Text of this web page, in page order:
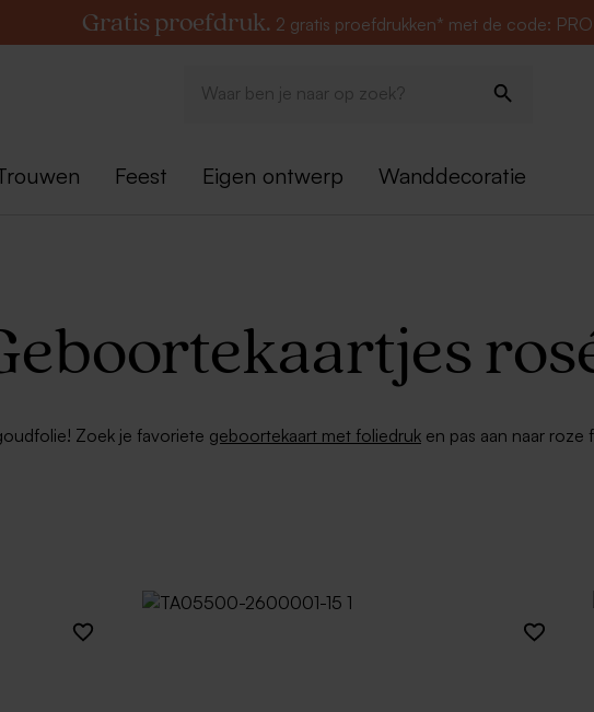
Gratis proefdruk. 2 gratis proefdrukken* met de code:
Feest Eigen ontwerp Wanddecoratie
Zoek je favoriete geboortekaart met foliedruk en pas aan naar roze